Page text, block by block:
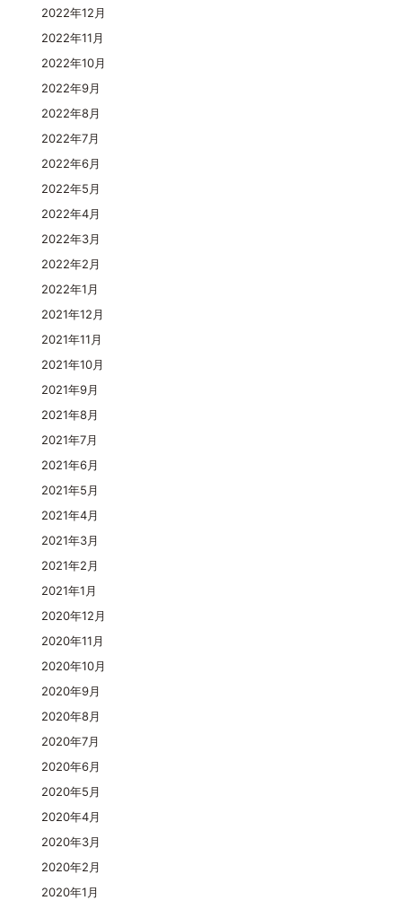
2022年12月
2022年11月
2022年10月
2022年9月
2022年8月
2022年7月
2022年6月
2022年5月
2022年4月
2022年3月
2022年2月
2022年1月
2021年12月
2021年11月
2021年10月
2021年9月
2021年8月
2021年7月
2021年6月
2021年5月
2021年4月
2021年3月
2021年2月
2021年1月
2020年12月
2020年11月
2020年10月
2020年9月
2020年8月
2020年7月
2020年6月
2020年5月
2020年4月
2020年3月
2020年2月
2020年1月